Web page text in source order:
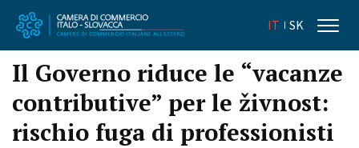
IT SK
Il Governo riduce le “vacanze
contributive” per le živnost:
rischio fuga di professionisti